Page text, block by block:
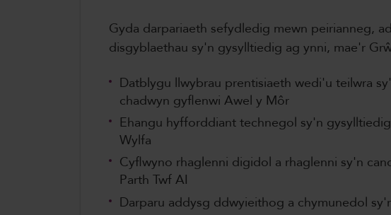
Gyda darpariaeth sefydledig mewn peirianneg,
disgyblaethau sy'n gysylltiedig ag ynni, mae'r
Datblygu llwybrau prentisiaeth wedi'u teilwra
chadwyn gyflenwi Awel y Môr
Ehangu hyfforddiant technegol sy'n
Wylfa
Cyflwyno rhaglenni digidol a rhaglenni sy'n
Parth Twf AI
Darparu addysg ddwyieithog a chymunedol